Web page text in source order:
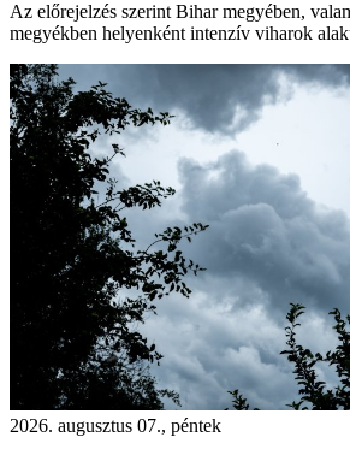
Az előrejelzés szerint Bihar megyében,
megyékben helyenként intenzív viharok
2026. augusztus 07., péntek